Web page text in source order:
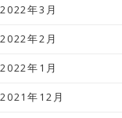
2022年3月
2022年2月
2022年1月
2021年12月